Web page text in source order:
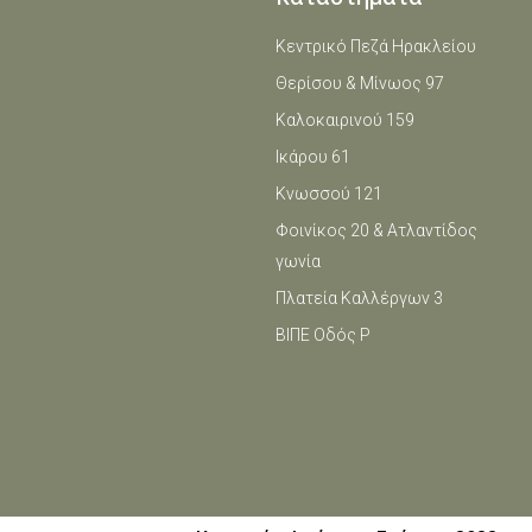
Κεντρικό Πεζά Ηρακλείου
Θερίσου & Μίνωος 97
Καλοκαιρινού 159
Ικάρου 61
Κνωσσού 121
Φοινίκος 20 & Ατλαντίδος
γωνία
Πλατεία Καλλέργων 3
ΒΙΠΕ Οδός Ρ